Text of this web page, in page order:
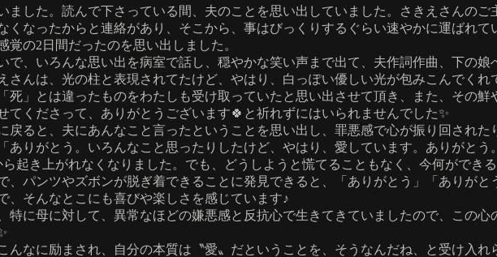
ました。読んで下さっている間、夫のことを思い出していました。さきえさんのご
くなったからと連絡があり、そこから、事はびっくりするぐらい速やかに運ばれ
の2日間だったのを思い出しました。
で、いろんな思い出を病室で話し、穏やかな笑い声まで出て、夫作詞作曲、下の
さんは、光の柱と表現されてたけど、やはり、白っぽい優しい光が包みこんでくれ
死」とは違ったものをわたしも受け取っていたと思い出させて頂き、また、その
てくださって、ありがとうございます🍀と祈れずにはいられませんでした✨
戻ると、夫にあんなこと言ったということを思い出し、罪悪感で心が振り回され
ありがとう。いろんなこと思ったりしたけど、やはり、愛しています。ありがとう
起き上がれなくなりました。でも、どうしようと慌てることもなく、今何ができ
、パンツやズボンが脱ぎ着できることに発見できると、「ありがとう」「ありが
、そんなとこにも喜びや楽しさを感じています♪
特に母に対して、異常なほどの嫌悪感と反抗心で生きてきていましたので、この
んなに励まされ、自分の本質は〝愛〟だということを、そうなんだね、と受け入れ